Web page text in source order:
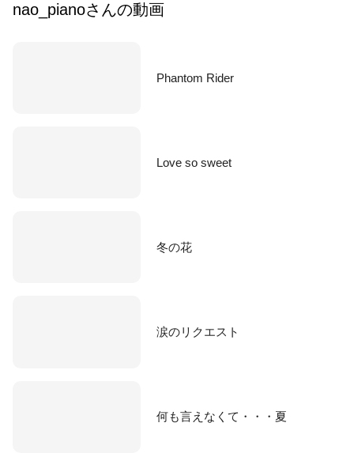
nao_pianoさんの動画
Phantom Rider
Love so sweet
冬の花
涙のリクエスト
何も言えなくて・・・夏